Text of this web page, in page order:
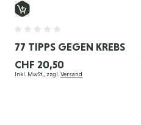
77 TIPPS GEGEN KREBS
CHF 20,50
Inkl. MwSt., zzgl. Versand